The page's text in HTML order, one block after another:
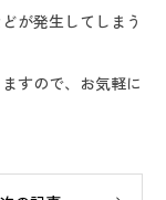
が発生してしまう
すので、お気軽に